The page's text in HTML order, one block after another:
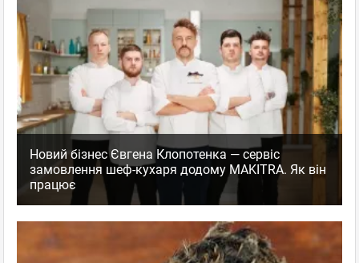
Новий бізнес Євгена Клопотенка — сервіс
замовлення шеф-кухаря додому MAKITRA. Як він
працює